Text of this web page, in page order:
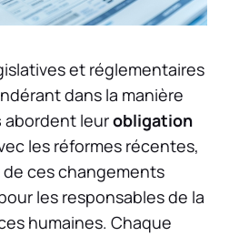
et réglementaires
dans la manière
abordent leurobligation
les réformes récentes,
de ces changements
les responsables de la
humaines. Chaque